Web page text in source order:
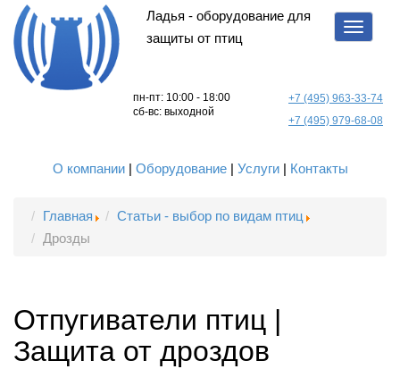
Ладья - оборудование для
защиты от птиц
пн-пт: 10:00 - 18:00
сб-вс: выходной
+7 (495) 963-33-74
+7 (495) 979-68-08
О компании| Оборудование| Услуги| Контакты
Главная
Статьи - выбор по видам птиц
Дрозды
Отпугиватели птиц |
Защита от дроздов